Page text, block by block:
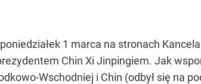
1 marca na stronach
Chin Xi Jinpingiem. Jak
Wschodniej i Chin (odbył się na